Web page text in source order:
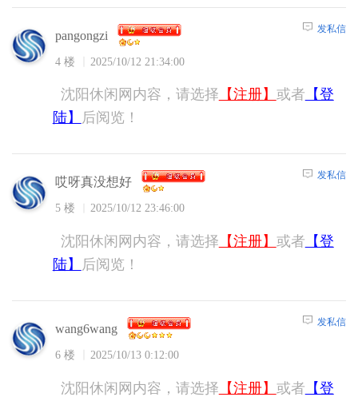
pangongzi
4 楼 2025/10/12 21:34:00
发私信
沈阳休闲网内容，请选择 【注册】 或者 【登
陆】
后阅览！
哎呀真没想好
5 楼 2025/10/12 23:46:00
发私信
沈阳休闲网内容，请选择 【注册】 或者 【登
陆】
后阅览！
wang6wang
6 楼 2025/10/13 0:12:00
发私信
沈阳休闲网内容，请选择 【注册】 或者 【登